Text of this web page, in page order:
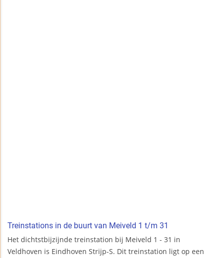
Treinstations in de buurt van Meiveld 1 t/m 31
Het dichtstbijzijnde treinstation bij Meiveld 1 - 31 in
Veldhoven is Eindhoven Strijp-S. Dit treinstation ligt op een